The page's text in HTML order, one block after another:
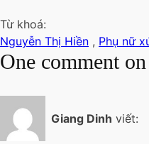
Từ khoá:
Nguyễn Thị Hiền , Phụ nữ
One comment
Giang Dinh viết: